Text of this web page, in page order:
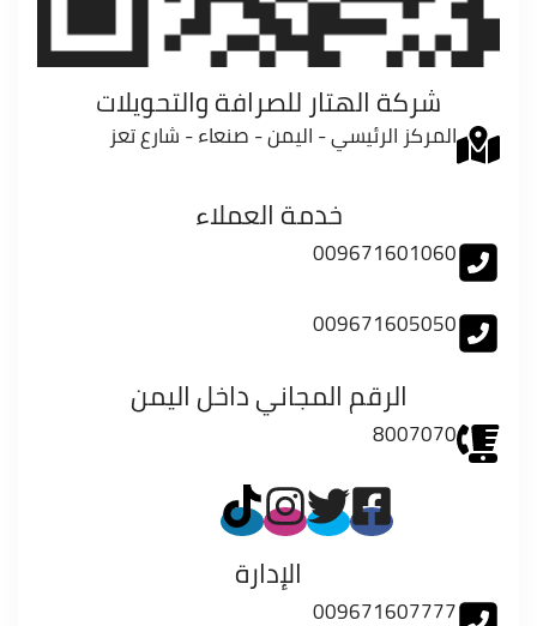
شركة الهتار للصرافة والتحويلات
المركز الرئيسي - اليمن - صنعاء - شارع تعز
خدمة العملاء
009671601060
009671605050
الرقم المجاني داخل اليمن
8007070
الإدارة
009671607777